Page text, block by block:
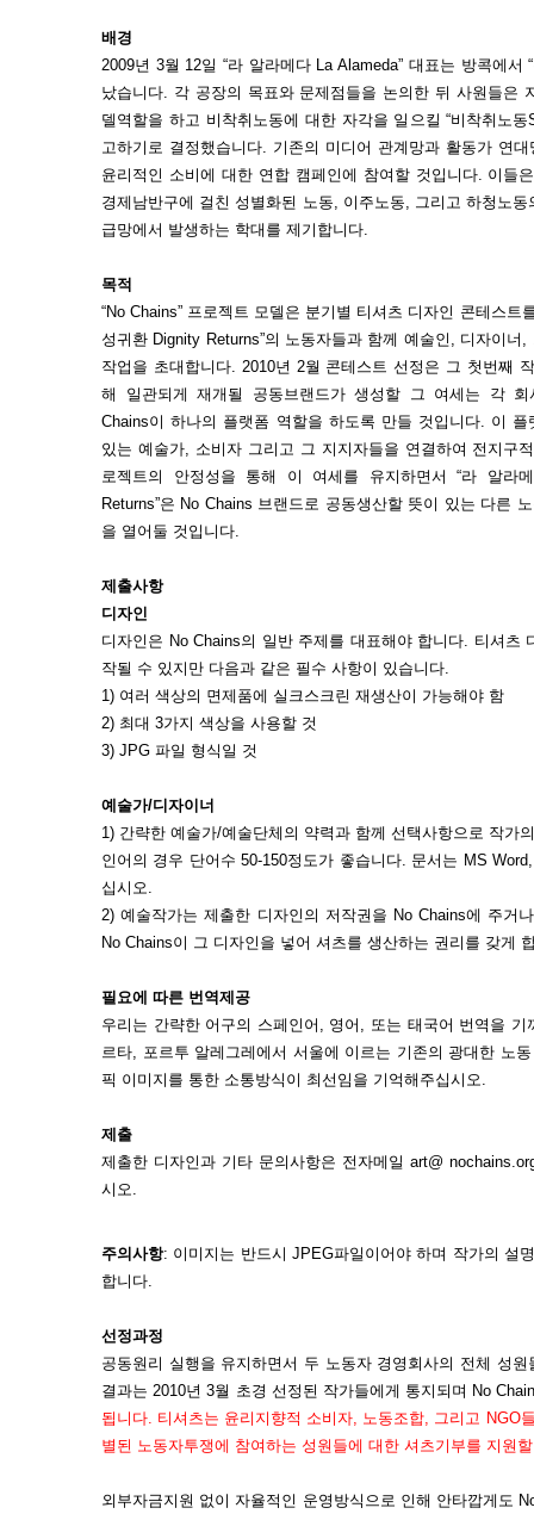
배경
2009년 3월 12일 “라 알라메다 La Alameda” 대표는 방콕에서
났습니다. 각 공장의 목표와 문제점들을 논의한 뒤 사원들은
델역할을 하고 비착취노동에 대한 자각을 일으킬 “비착취노
고하기로 결정했습니다. 기존의 미디어 관계망과 활동가 연
윤리적인 소비에 대한 연합 캠페인에 참여할 것입니다. 이들
경제남반구에 걸친 성별화된 노동, 이주노동, 그리고 하청노
급망에서 발생하는 학대를 제기합니다.
목적
“No Chains” 프로젝트 모델은 분기별 티셔츠 디자인 콘테스트
성귀환 Dignity Returns”의 노동자들과 함께 예술인, 디자이
작업을 초대합니다. 2010년 2월 콘테스트 선정은 그 첫번째
해 일관되게 재개될 공동브랜드가 생성할 그 여세는 각
Chains이 하나의 플랫폼 역할을 하도록 만들 것입니다. 이
있는 예술가, 소비자 그리고 그 지지자들을 연결하여 전지구
로젝트의 안정성을 통해 이 여세를 유지하면서 “라 알라
Returns”은 No Chains 브랜드로 공동생산할 뜻이 있는 다른
을 열어둘 것입니다.
제출사항
디자인
디자인은 No Chains의 일반 주제를 대표해야 합니다. 티셔츠
작될 수 있지만 다음과 같은 필수 사항이 있습니다.
1) 여러 색상의 면제품에 실크스크린 재생산이 가능해야 함
2) 최대 3가지 색상을 사용할 것
3) JPG 파일 형식일 것
예술가/디자이너
1) 간략한 예술가/예술단체의 약력과 함께 선택사항으로 작가
인어의 경우 단어수 50-150정도가 좋습니다. 문서는 MS
십시오.
2) 예술작가는 제출한 디자인의 저작권을 No Chains에 주거
No Chains이 그 디자인을 넣어 셔츠를 생산하는 권리를 갖게
필요에 따른 번역제공
우리는 간략한 어구의 스페인어, 영어, 또는 태국어 번역을
르타, 포르투 알레그레에서 서울에 이르는 기존의 광대한 노
픽 이미지를 통한 소통방식이 최선임을 기억해주십시오.
제출
제출한 디자인과 기타 문의사항은 전자메일 art@
시오.
주의사항: 이미지는 반드시 JPEG파일이어야 하며 작가의 설
합니다.
선정과정
공동원리 실행을 유지하면서 두 노동자 경영회사의 전체 성
결과는 2010년 3월 초경 선정된 작가들에게 통지되며 No
됩니다. 티셔츠는 윤리지향적 소비자, 노동조합, 그리고 NGO
별된 노동자투쟁에 참여하는 성원들에 대한 셔츠기부를 지원
외부자금지원 없이 자율적인 운영방식으로 인해 안타깝게도